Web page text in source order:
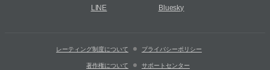
LINE Bluesky
レーティング制度について プライバシーポリシー
著作権について サポートセンター